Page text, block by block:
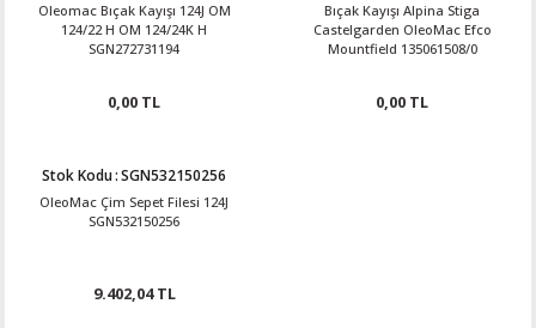
Oleomac Bıçak Kayışı 124J OM
124/22 H OM 124/24K H
SGN272731194
0,00 TL
Bıçak Kayışı Alpina Stiga
Castelgarden OleoMac Efco
Mountfield 135061508/0
0,00 TL
Stok Kodu:SGN532150256
OleoMac Çim Sepet Filesi 124J
SGN532150256
9.402,04 TL